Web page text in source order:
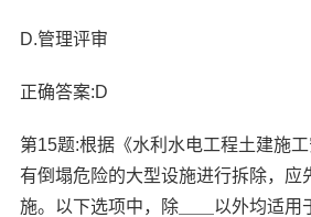
D.管理评审
正确答案:D
第15题:根据《水利水电工程土建施
有倒塌危险的大型设施进行拆除，应
施。以下选项中，除＿＿以外均适用